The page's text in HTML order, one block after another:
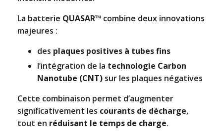
La batterie QUASAR™ combine deux innovations
majeures :
des plaques positives à tubes fins
l’intégration de la technologie Carbon
Nanotube (CNT) sur les plaques négatives
Cette combinaison permet d’augmenter
significativement les courants de décharge,
tout en réduisant le temps de charge.